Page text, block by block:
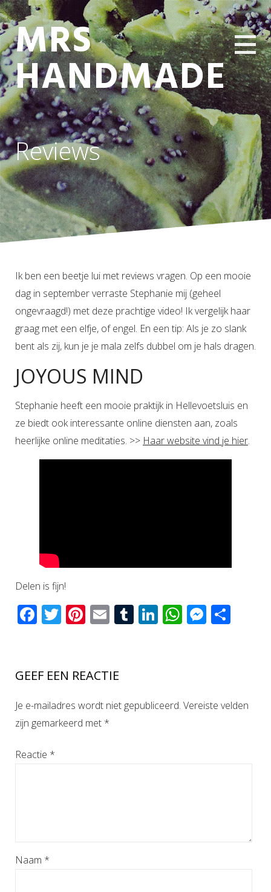
MRS
HANDMADE
Reviews
Ik ben een beetje lui met reviews vragen. Op een mooie
dag in september verraste Stephanie mij (geheel
ongevraagd!) met deze prachtige video! Ik vergelijk haar
graag met een elfje, of engel. En een tip: Als je zo slank
bent als zij, kun je je mala zelfs dubbel om je hals dragen.
JOYOUS MIND
Stephanie heeft een mooie praktijk in Hellevoetsluis en
ze biedt ook interessante online diensten aan, zoals
heerlijke online meditaties. >> Haar website vind je hier.
Delen is fijn!
Facebook
Twitter
Pinterest
EmailTumblr
LinkedIn
GEEF EEN REACTIE
Je e-mailadres wordt niet gepubliceerd. Vereiste velden
zijn gemarkeerd met *
Reactie *
Naam *